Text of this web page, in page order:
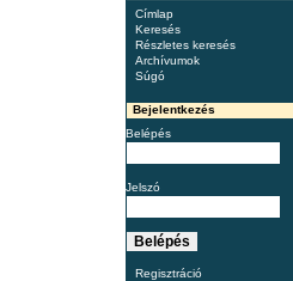
Címlap
Keresés
Részletes keresés
Archívumok
Súgó
Bejelentkezés
Belépés
Jelszó
Regisztráció